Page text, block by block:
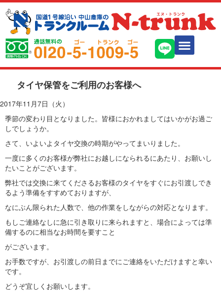
タイヤ保管をご利用のお客様へ
2017年11月7日（火）
季節の変わり目となりました。皆様におかれましてはいかがお過ご
しでしょうか。
さて、いよいよタイヤ交換の時期がやってまいりました。
一度に多くのお客様が弊社にお越しになられるにあたり、お願いし
たいことがございます。
弊社では交換に来てくださるお客様のタイヤをすぐにお引渡しでき
るよう準備をすすめておりますが、
なにぶん限られた人数で、他の作業をしながらの対応となります。
もしご連絡なしに急に引き取りに来られますと、場合によっては準
備するのに相当なお時間を要すこと
がございます。
お手数ですが、お引渡しの前日までにご連絡をいただけますと幸い
です。
どうぞ宜しくお願いします。